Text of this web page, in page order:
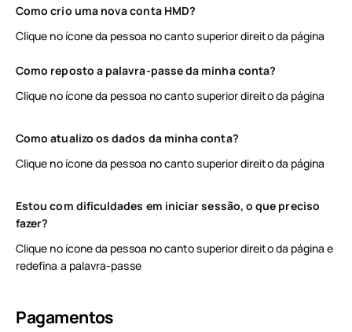
Como crio uma nova conta HMD?
Clique no ícone da pessoa no canto superior direito da página
Como reposto a palavra-passe da minha conta?
Clique no ícone da pessoa no canto superior direito da página
Como atualizo os dados da minha conta?
Clique no ícone da pessoa no canto superior direito da página
Estou com dificuldades em iniciar sessão, o que preciso
fazer?
Clique no ícone da pessoa no canto superior direito da página e
redefina a palavra-passe
Pagamentos